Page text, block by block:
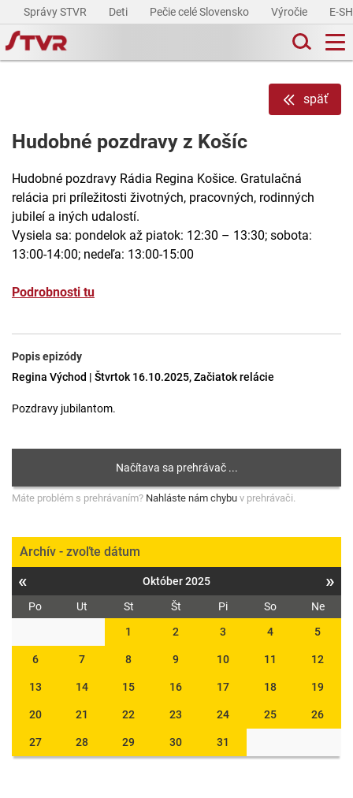
Správy STVR Deti Pečie celé Slovensko Výročie E-
späť
Hudobné pozdravy z Košíc
Hudobné pozdravy Rádia Regina Košice. Gratulačná
relácia pri príležitosti životných, pracovných, rodinných
jubileí a iných udalostí.
Vysiela sa: pondelok až piatok: 12:30 – 13:30; sobota:
13:00-14:00; nedeľa: 13:00-15:00
Podrobnosti tu
Popis epizódy
Regina Východ | Štvrtok 16.10.2025, Začiatok relácie
Pozdravy jubilantom.
Máte problém s prehrávaním? Nahláste nám chybu v prehrávači.
Archív - zvoľte dátum
« Október 2025 »
Po Ut St Št Pi So
Ne
1
2 3 4 5
6 7 8 9 10 11 12
13 14 15 16 17 18 19
20 21 22 23 24 25 26
27 28 29 30 31